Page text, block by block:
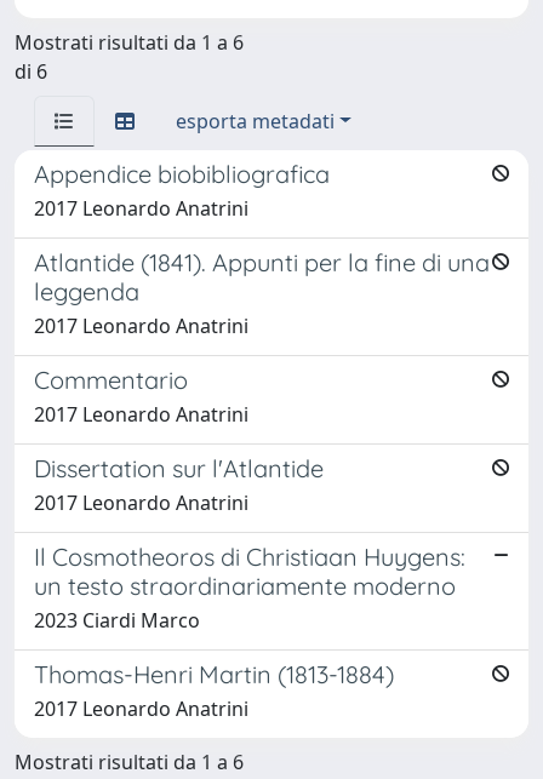
Mostrati risultati da 1 a 6
di 6
esporta metadati
Appendice biobibliografica
2017 Leonardo Anatrini
Atlantide (1841). Appunti per la fine di una
leggenda
2017 Leonardo Anatrini
Commentario
2017 Leonardo Anatrini
Dissertation sur l'Atlantide
2017 Leonardo Anatrini
Il Cosmotheoros di Christiaan Huygens:
un testo straordinariamente moderno
2023 Ciardi Marco
Thomas-Henri Martin (1813-1884)
2017 Leonardo Anatrini
Mostrati risultati da 1 a 6